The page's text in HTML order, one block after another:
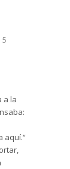
5
a la
aquí.“